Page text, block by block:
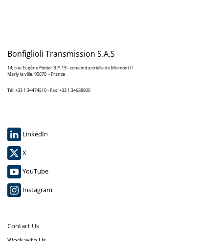
Bonfiglioli Transmission S.A.S
14, rue Eugène Pottier B.P. 19 - zone industrielle de Moimont II
Marly la ville, 95670 - France
Tél: +33 1 34474510 - Fax: +33 1 34688800
LinkedIn
X
YouTube
Instagram
Contact Us